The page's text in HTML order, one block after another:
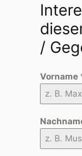
/
Vorname